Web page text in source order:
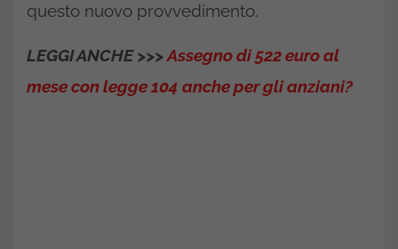
questo nuovo provvedimento.
LEGGI ANCHE >>>Assegno di 522 euro al
mese con legge 104 anche per gli anziani?